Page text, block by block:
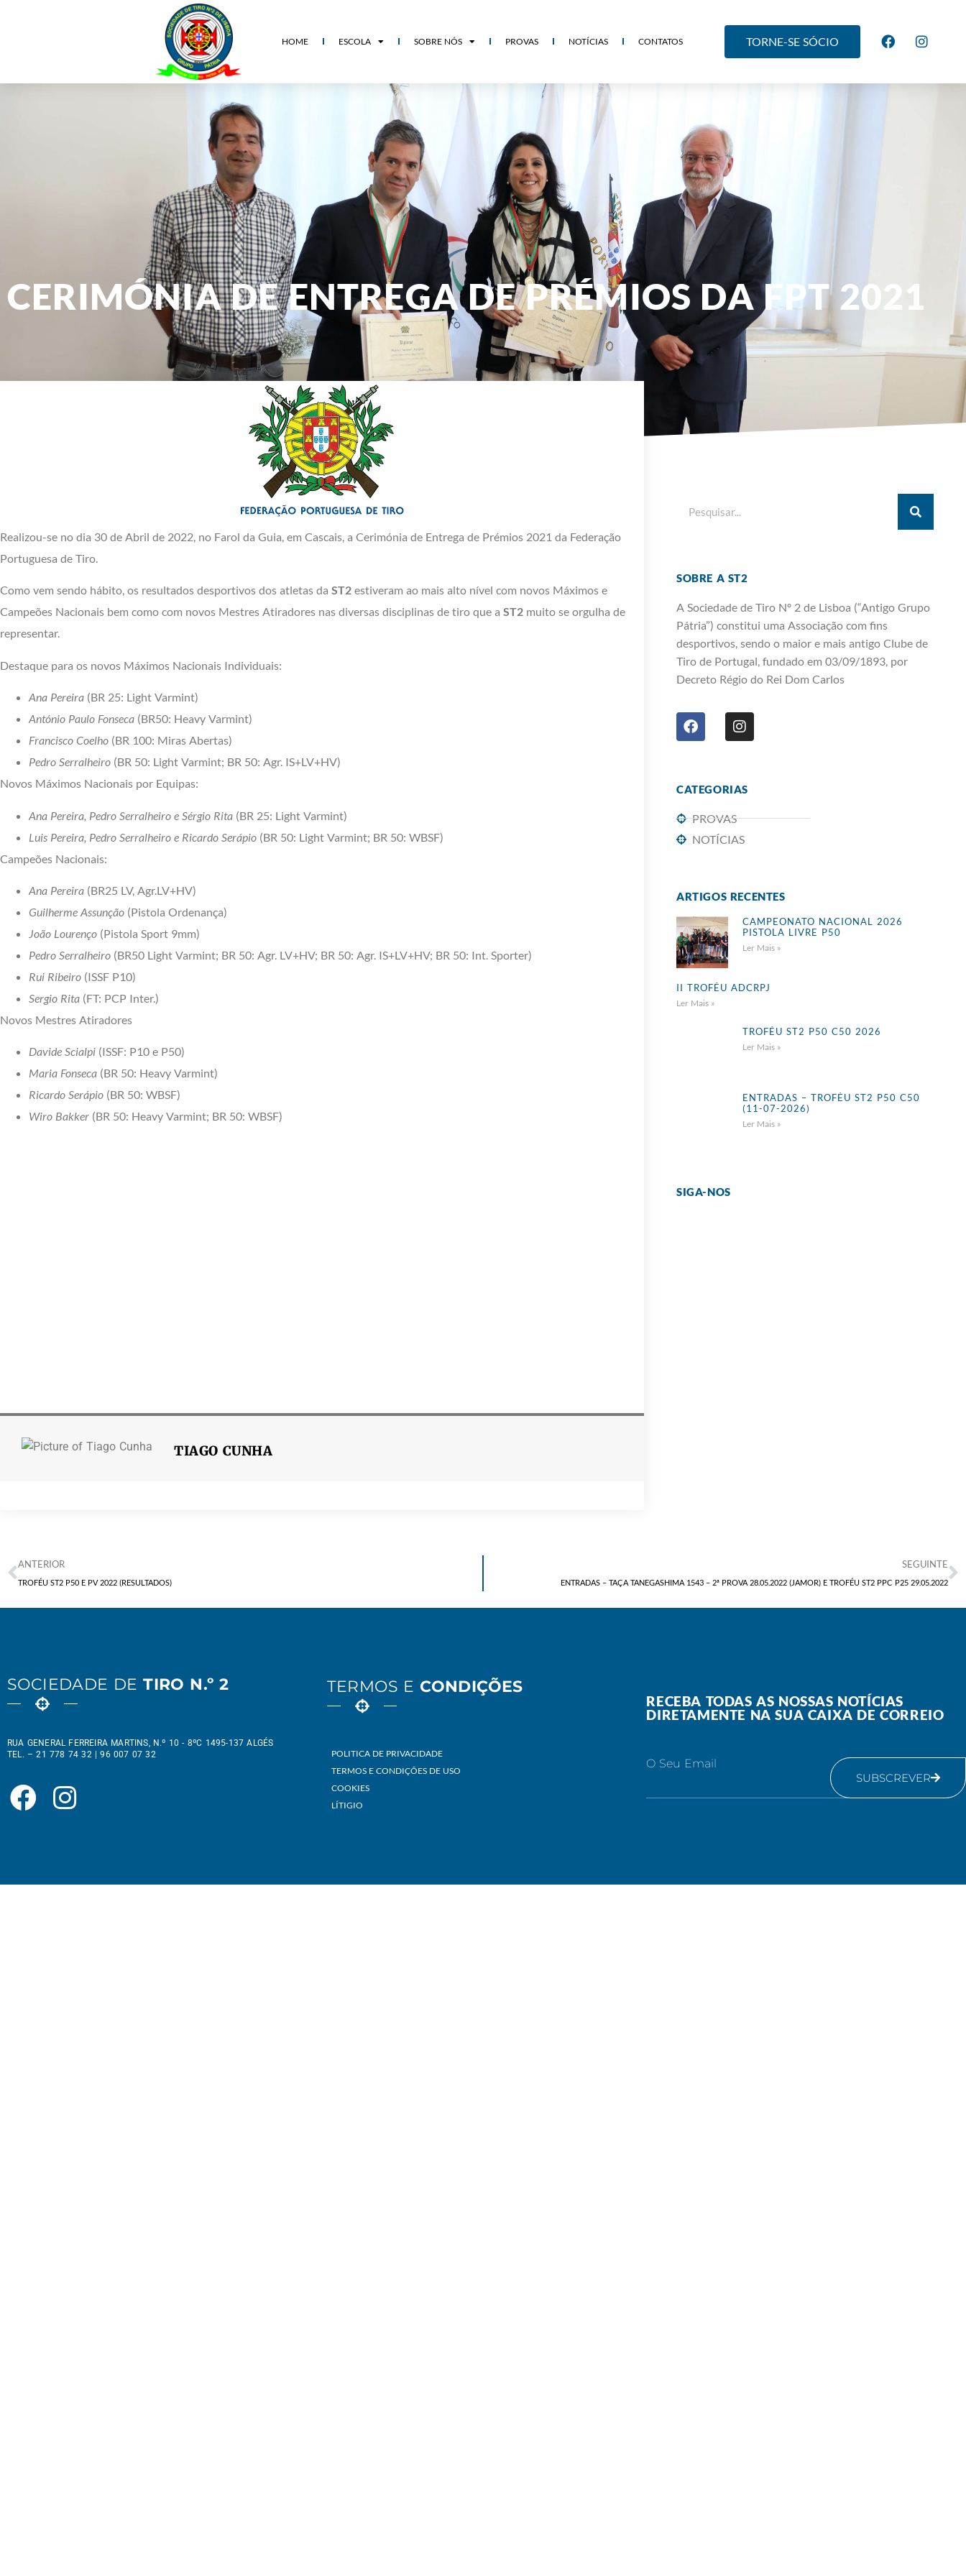
HOME ESCOLA SOBRE NÓS PROVAS NOTÍCIAS CONTATOS TORNE-SE SÓCIO
CERIMÓNIA DE ENTREGA DE PRÉMIOS DA FPT 2021
Realizou-se no dia 30 de Abril de 2022, no Farol da Guia, em Cascais, a Cerimónia de Entrega de Prémios 2021 da Federação
Portuguesa de Tiro.
Como vem sendo hábito, os resultados desportivos dos atletas da ST2 estiveram ao mais alto nível com novos Máximos e
Campeões Nacionais bem como com novos Mestres Atiradores nas diversas disciplinas de tiro que a ST2 muito se orgulha de
representar.
Destaque para os novos Máximos Nacionais Individuais:
Ana Pereira (BR 25: Light Varmint)
António Paulo Fonseca (BR50: Heavy Varmint)
Francisco Coelho (BR 100: Miras Abertas)
Pedro Serralheiro (BR 50: Light Varmint; BR 50: Agr. IS+LV+HV)
Novos Máximos Nacionais por Equipas:
Ana Pereira, Pedro Serralheiro e Sérgio Rita (BR 25: Light Varmint)
Luis Pereira, Pedro Serralheiro e Ricardo Serápio (BR 50: Light Varmint; BR 50: WBSF)
Campeões Nacionais:
Ana Pereira (BR25 LV, Agr.LV+HV)
Guilherme Assunção (Pistola Ordenança)
João Lourenço (Pistola Sport 9mm)
Pedro Serralheiro (BR50 Light Varmint; BR 50: Agr. LV+HV; BR 50: Agr. IS+LV+HV; BR 50: Int. Sporter)
Rui Ribeiro (ISSF P10)
Sergio Rita (FT: PCP Inter.)
Novos Mestres Atiradores
Davide Scialpi (ISSF: P10 e P50)
Maria Fonseca (BR 50: Heavy Varmint)
Ricardo Serápio (BR 50: WBSF)
Wiro Bakker (BR 50: Heavy Varmint; BR 50: WBSF)
TIAGO CUNHA
SOBRE A ST2
A Sociedade de Tiro Nº 2 de Lisboa (“Antigo Grupo
Pátria”) constitui uma Associação com fins
desportivos, sendo o maior e mais antigo Clube de
Tiro de Portugal, fundado em 03/09/1893, por
Decreto Régio do Rei Dom Carlos
CATEGORIAS
PROVAS
NOTÍCIAS
ARTIGOS RECENTES
CAMPEONATO NACIONAL 2026
PISTOLA LIVRE P50
Ler Mais »
II TROFÉU ADCRPJ
Ler Mais »
TROFÉU ST2 P50 C50 2026
Ler Mais »
ENTRADAS – TROFÉU ST2 P50 C50
(11-07-2026)
Ler Mais »
SIGA-NOS
ANTERIOR
TROFÉU ST2 P50 E PV 2022 (RESULTADOS)
SEGUINTE
ENTRADAS – TAÇA TANEGASHIMA 1543 – 2ª PROVA 28.05.2022 (JAMOR) E TROFÉU ST2 PPC P25 29.05.2022
SOCIEDADE DE TIRO N.º 2
RUA GENERAL FERREIRA MARTINS, N.º 10 - 8ºC 1495-137 ALGÉS
TEL. – 21 778 74 32 | 96 007 07 32
TERMOS ECONDIÇÕES
POLITICA DE PRIVACIDADE
TERMOS E CONDIÇÕES DE USO
COOKIES
LÍTIGIO
RECEBA TODAS AS NOSSAS NOTÍCIAS
DIRETAMENTE NA SUA CAIXA DE CORREIO
O Seu Email
SUBSCREVER